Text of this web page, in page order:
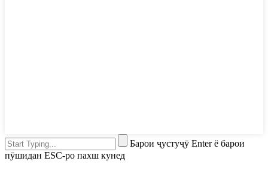
Барои ҷустуҷӯ Enter ё барои
пӯшидан ESC-ро пахш кунед